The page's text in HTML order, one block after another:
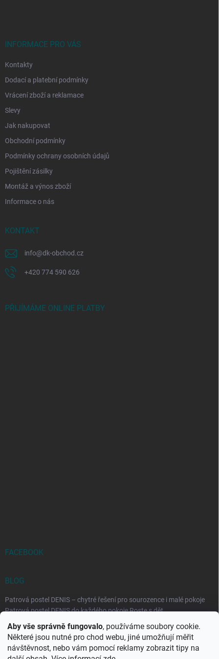
Aby vše správně fungovalo, používáme soubory cookie.
Některé jsou nutné pro chod webu, jiné umožňují měřit
návštěvnost, nebo vám pomocí reklamy zobrazit tipy na
INFORMACE PRO VÁS
Kontakty
Dodací a platební podmínky
Vrácení zboží a reklamace
Slevy
Jak nakupovat
Obchodní podmínky
Podmínky ochrany osobních údajů
Pojištění zásilky
Montáž a výnos zboží
Informace o nás
KONTAKT
info@dk-obchod.cz
+420 774 590 626
PŘIJÍMÁME ONLINE PLATBY
FACEBOOK
BLOG
Patrová postel DENIS – chytré řešení pro sourozence i malé pokoje
Patrová postel DENIS do každého pokoje Roste s dět...
Rozkládací postele RELAX – ideální řešení pro malé prostory i
každodenní spaní
Rozkládací postel, která se přizpůsobí vašemu živo...